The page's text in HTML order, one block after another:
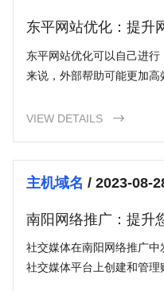
东平网站优化：提升
可见性
东平网站优化可以自己进
来说，外部帮助可能更加高
站的效果。
VIEW DETAILS 
主机域名/ 2023-08-
南阳网络推广：提升
社交媒体在南阳网络推广
社交媒体平台上创建和管理